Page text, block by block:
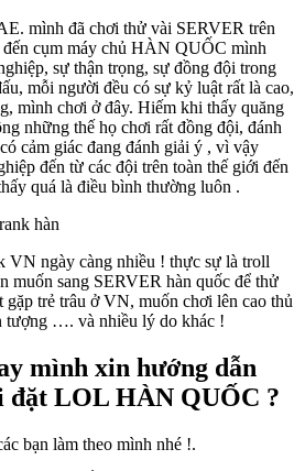
mình đã chơi thử vài SERVER trên
cụm máy chủ HÀN QUỐC mình
sự thận trọng, sự đồng đội trong
mỗi người đều có sự kỷ luật rất là cao,
mình chơi ở đây. Hiếm khi thấy quăng
những thế họ chơi rất đồng đội, đánh
cảm giác đang đánh giải ý , vì vậy
đến từ các đội trên toàn thế giới đến
quá là điều bình thường luôn .
hàn
VN ngày càng nhiều ! thực sự là troll
muốn sang SERVER hàn quốc để thử
gặp trẻ trâu ở VN, muốn chơi lên cao thủ
tượng …. và nhiều lý do khác !
mình xin hướng dẫn
đặt LOL HÀN QUỐC ?
bạn làm theo mình nhé !.